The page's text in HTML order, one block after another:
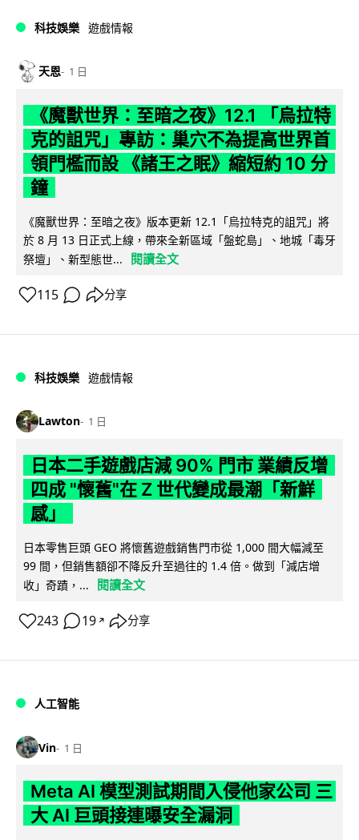
科技娛樂 遊戲情報
天恩 1 日
《魔獸世界：至暗之夜》12.1 「烏拉特
克的詛咒」專訪：巢穴不為提高世界首
領門檻而設 《諸王之眠》縮短約 10 分
鐘
《魔獸世界：至暗之夜》版本更新 12.1「烏拉特克的詛咒」將
於 8 月 13 日正式上線，帶來全新區域「盤蛇島」、地城「毒牙
祭壇」、新型態世...
閱讀全文
115 分享
科技娛樂 遊戲情報
Lawton 1 日
日本二手遊戲店減 90% 門市 業績反增
四成 "懷舊"在 Z 世代變成最潮「新鮮
感」
日本零售巨頭 GEO 將懷舊遊戲銷售門市從 1,000 間大幅減至
99 間，但銷售額卻不降反升至過往的 1.4 倍。做到「減店增
收」奇蹟，...
閱讀全文
243 19 ↗ 分享
人工智能
Vin 1 日
Meta AI 模型測試期間入侵他家公司 三
大 AI 巨頭接連曝安全漏洞